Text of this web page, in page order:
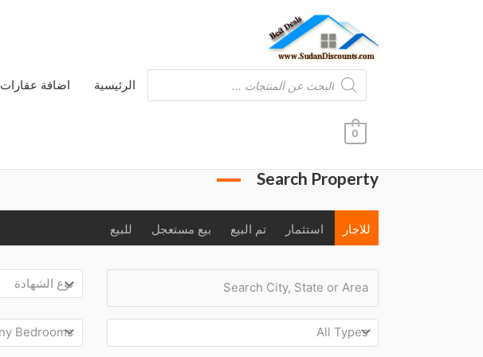
Products
search الرئيسية اضافة عقارات
0
Search Property
للاجار استثمار تم البيع بيع مستعجل للبيع